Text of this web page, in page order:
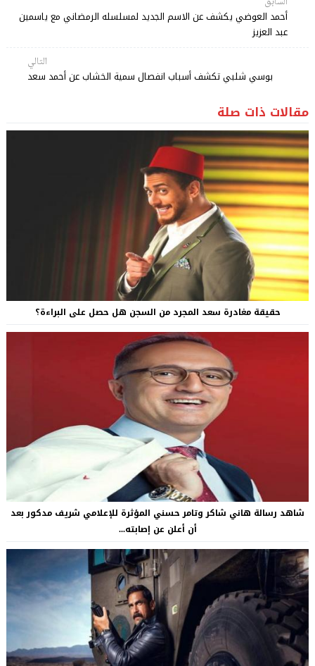
أحمد العوضي يكشف عن الاسم الجديد لمسلسله الرمضاني مع ياسمين
عبد العزيز
التالي
بوسي شلبي تكشف أسباب انفصال سمية الخشاب عن أحمد سعد
مقالات ذات صلة
حقيقة مغادرة سعد المجرد من السجن هل حصل على البراءة؟
شاهد رسالة هاني شاكر وتامر حسني المؤثرة للإعلامي شريف مدكور بعد
أن أعلن عن إصابته...